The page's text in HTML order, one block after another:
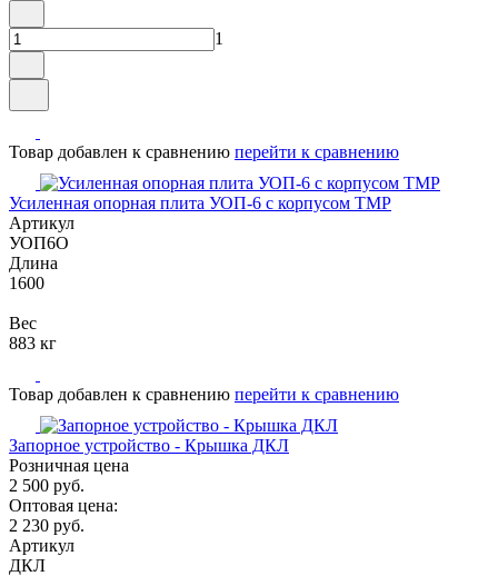
1
Товар добавлен к сравнению перейти к сравнению
Усиленная опорная плита УОП-6 с корпусом ТМР
Артикул
УОП6О
Длина
1600
Вес
883 кг
Товар добавлен к сравнению перейти к сравнению
Запорное устройство - Крышка ДКЛ
Розничная цена
2 500 руб.
Оптовая цена:
2 230 руб.
Артикул
ДКЛ